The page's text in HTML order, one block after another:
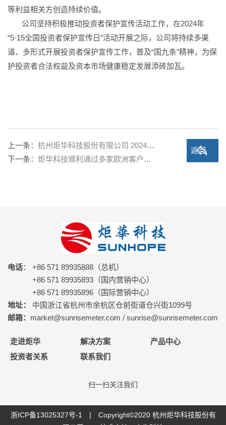
等利益相关方创造持续价值。
公司坚持积极推动投资者保护宣传活动工作，在2024年
“5·15全国投资者保护宣传日”活动开展之际，公司将持续多渠
道、多形式开展投资者保护宣传工作，普及“国九条”精神，为保
护投资者合法权益及资本市场健康稳定发展添砖加瓦。
上一条： 杭州炬华科技股份有限公司 2024年…
下一条： 炬华科技顺利通过多家欧洲客户工…
返回
电话： +86 571 89935888（总机）
+86 571 89935893（国内营销中心）
+86 571 89935896（国际营销中心）
地址：
中国浙江省杭州市余杭区仓前街道仓兴街1099号
邮箱： market@sunrisemeter.com / sunrise@sunrisemeter.com
走进炬华 解决方案
产品中心
投资者关系
联系我们
扫一扫关注我们
浙ICP备13025327号-1
| Copyright©2020 杭州炬华科技股份有